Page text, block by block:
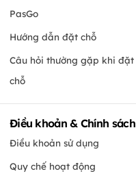
PasGo
Hướng dẫn đặt chỗ
Câu hỏi thường gặp khi đặt
chỗ
Điều khoản & Chính sách
Điều khoản sử dụng
Quy chế hoạt động